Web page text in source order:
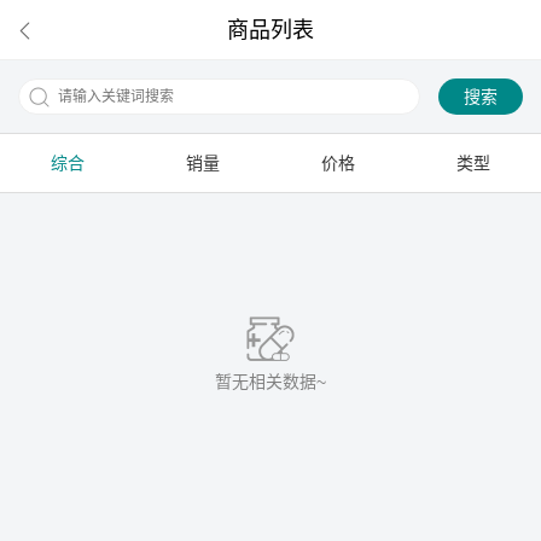
商品列表
搜索
综合 销量 价格 类型
暂无相关数据~